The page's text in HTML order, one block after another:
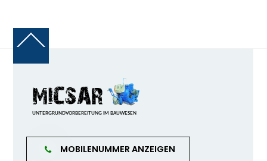
Back
Top
MOBILENUMMER ANZEIGEN